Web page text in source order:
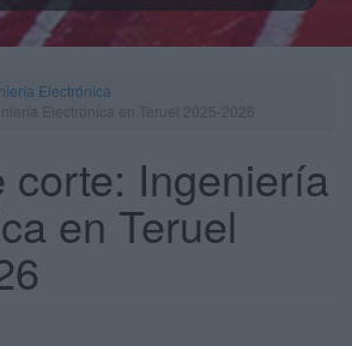
Electrónica
corte: Ingeniería
en Teruel